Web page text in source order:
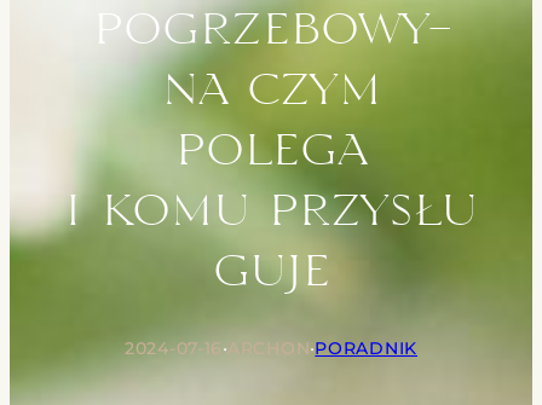
pogrzebowy-
na czym
polega
i komu przysłu
guje
2024-07-16•ARCHON•PORADNIK